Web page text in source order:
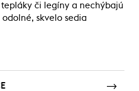
či legíny a nechýbajú
skvelo sedia